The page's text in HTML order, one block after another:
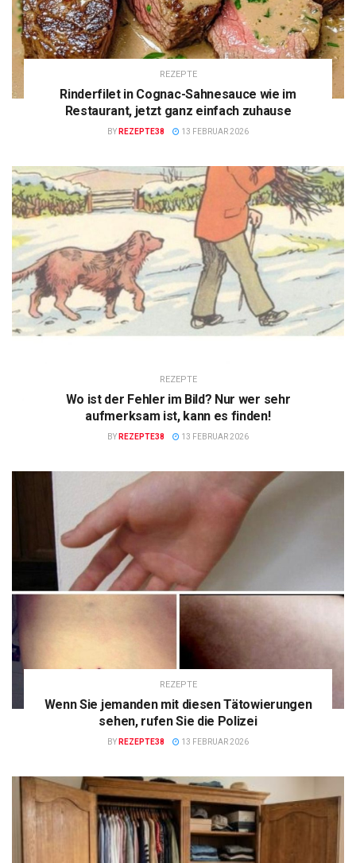
REZEPTE
Rinderfilet in Cognac-Sahnesauce wie im
Restaurant, jetzt ganz einfach zuhause
BY REZEPTE38 13 FEBRUAR 2026
REZEPTE
Wo ist der Fehler im Bild? Nur wer sehr
aufmerksam ist, kann es finden!
BY REZEPTE38 13 FEBRUAR 2026
REZEPTE
Wenn Sie jemanden mit diesen Tätowierungen
sehen, rufen Sie die Polizei
BY REZEPTE38 13 FEBRUAR 2026